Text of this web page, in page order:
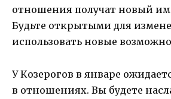
отношения получат новый
Будьте открытыми для
использовать новые
У Козерогов в январе
в отношениях. Вы будете